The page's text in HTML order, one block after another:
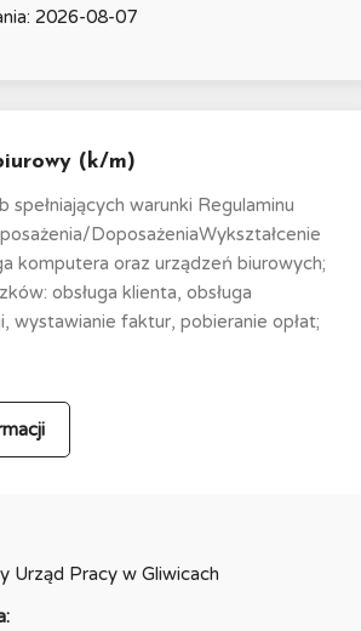
2026-08-07
(k/m)
spełniających warunki Regulaminu
DoposażeniaWykształcenie
komputera oraz urządzeń biurowych;
obsługa klienta, obsługa
wystawianie faktur, pobieranie opłat;
Urząd Pracy w Gliwicach